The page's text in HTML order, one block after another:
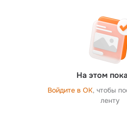
На этом
Войдите в ОК, чтобы
ленту